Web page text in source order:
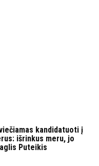
kandidatuoti į
išrinkus meru, jo
Puteikis